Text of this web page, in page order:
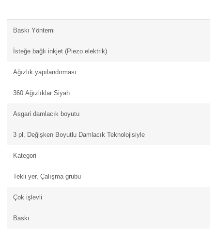
Baskı Yöntemi
İsteğe bağlı inkjet (Piezo elektrik)
Ağızlık yapılandırması
360 Ağızlıklar Siyah
Asgari damlacık boyutu
3 pl, Değişken Boyutlu Damlacık Teknolojisiyle
Kategori
Tekli yer, Çalışma grubu
Çok işlevli
Baskı